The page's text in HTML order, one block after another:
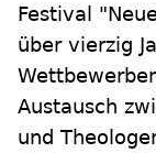
Festival
über vierzig
Austausch
und